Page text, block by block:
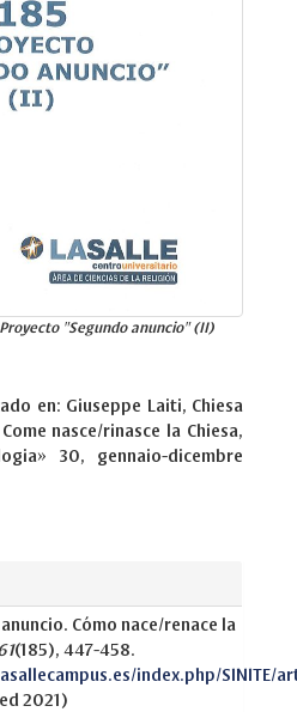
"Segundo anuncio" (II)
en: Giuseppe Laiti, Chiesa
nasce/rinasce la Chiesa,
30, gennaio-dicembre
Cómo nace/renace la
(185), 447-458.
index.php/SINITE/
2021)